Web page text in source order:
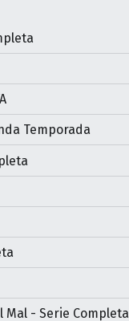
Temporada
Mal - Serie Completa